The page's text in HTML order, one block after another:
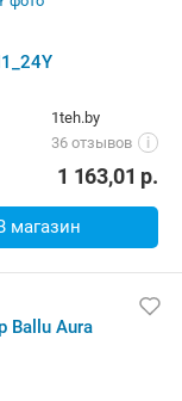
1teh.by
36 отзывов
i
1 163,01 р.
магазин
Ballu Aura